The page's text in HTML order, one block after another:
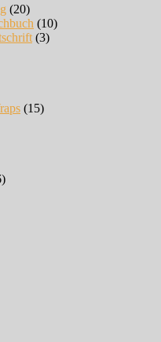
(20)
(10)
(3)
(15)